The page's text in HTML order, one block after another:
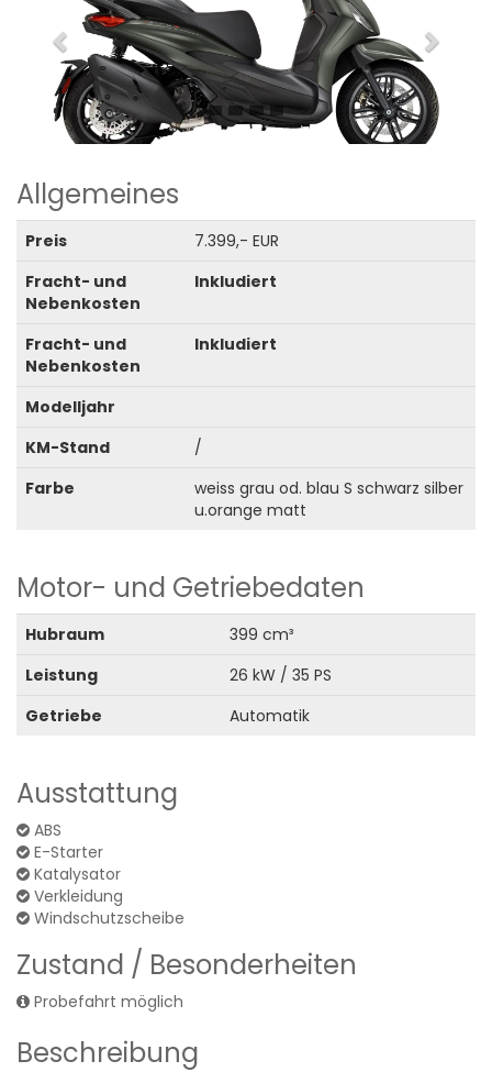
Allgemeines
Preis
7.399,- EUR
Fracht- und
Nebenkosten
Inkludiert
Fracht- und
Nebenkosten
Inkludiert
Modelljahr
KM-Stand
/
Farbe
weiss grau od. blau S schwarz silber
u.orange matt
Motor- und Getriebedaten
Hubraum
399 cm³
Leistung
26 kW / 35 PS
Getriebe
Automatik
Ausstattung
ABS
E-Starter
Katalysator
Verkleidung
Windschutzscheibe
Zustand / Besonderheiten
Probefahrt möglich
Beschreibung